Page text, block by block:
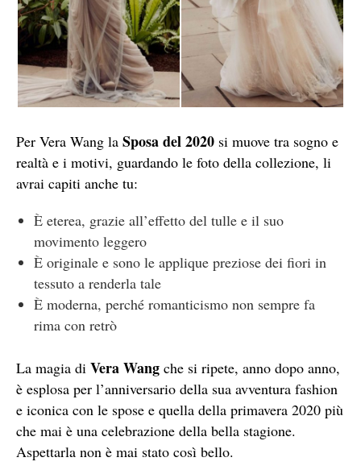
Per Vera Wang la Sposa del 2020 si muove tra sogno e
realtà e i motivi, guardando le foto della collezione, li
avrai capiti anche tu:
È eterea, grazie all’effetto del tulle e il suo
movimento leggero
È originale e sono le applique preziose dei fiori in
tessuto a renderla tale
È moderna, perché romanticismo non sempre fa
rima con retrò
La magia di Vera Wang che si ripete, anno dopo anno,
è esplosa per l’anniversario della sua avventura fashion
e iconica con le spose e quella della primavera 2020 più
che mai è una celebrazione della bella stagione.
Aspettarla non è mai stato così bello.